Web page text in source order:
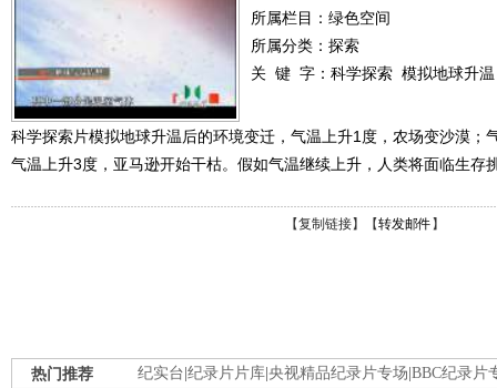
所属栏目： 绿色空间
所属分类：探索
关 键 字： 科学探索 模拟地球升温
科学探索片模拟地球升温后的环境变迁，气温上升1度，农场变沙漠；
气温上升3度，亚马逊开始干枯。假如气温继续上升，人类将面临生存
【复制链接】【转发邮件 】
纪实台 纪录片片库 央视精品纪录片专场 BBC纪录片
热门推荐